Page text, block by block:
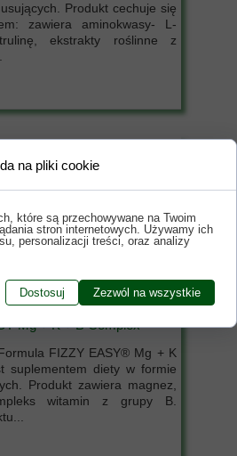
Produkt cechuje się
zawiera aminokwasy- L-
ekstrakty roślinne z
Mg + K + B Complex
FIZZY EASY® Mg + K
suplementem diety w formie
Produkt zawiera magnez,
witamin z grupy B.
na pliki cookie
które są przechowywane na Twoim
stron internetowych. Używamy ich
personalizacji treści, oraz analizy
Dostosuj Zezwól na wszystkie